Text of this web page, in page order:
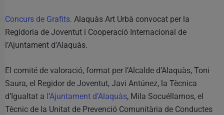
Concurs de Grafits. Alaquàs Art Urbà convocat per la
Regidoria de Joventut i Cooperació Internacional de
l’Ajuntament d’Alaquàs.
El comité de valoració, format per l’Alcalde d’Alaquàs, Toni
Saura, el Regidor de Joventut, Javi Antúnez, la Tècnica
d’Igualtat a l’Ajuntament d’Alaquàs, Mila Socuéllamos, el
Tècnic de la Unitat de Prevenció Comunitària de Conductes